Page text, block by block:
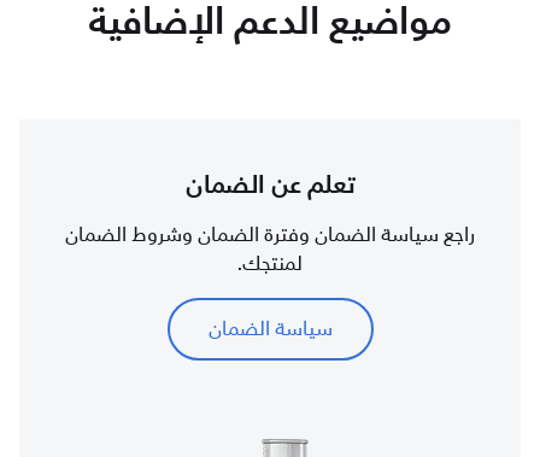
مواضيع الدعم الإضافية
تعلم عن الضمان
راجع سياسة الضمان وفترة الضمان وشروط الضمان
لمنتجك.
سياسة الضمان